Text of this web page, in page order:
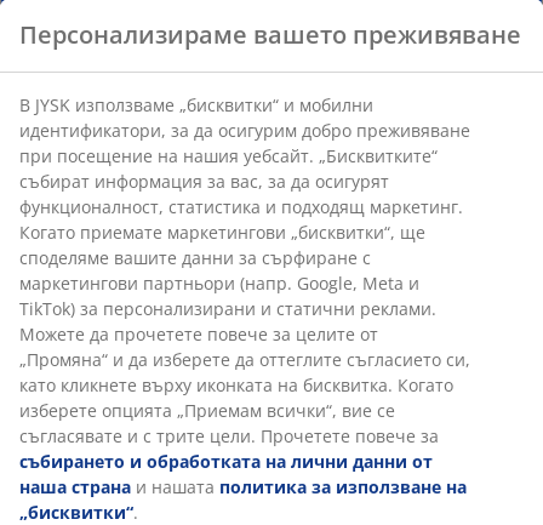
Персонализираме вашето преживяване
В JYSK използваме „бисквитки“ и мобилни
идентификатори, за да осигурим добро преживяване
при посещение на нашия уебсайт. „Бисквитките“
събират информация за вас, за да осигурят
функционалност, статистика и подходящ маркетинг.
Когато приемате маркетингови „бисквитки“, ще
споделяме вашите данни за сърфиране с
маркетингови партньори (напр. Google, Meta и
TikTok) за персонализирани и статични реклами.
Можете да прочетете повече за целите от
„Промяна“ и да изберете да оттеглите съгласието си,
като кликнете върху иконката на бисквитка. Когато
изберете опцията „Приемам всички“, вие се
съгласявате и с трите цели. Прочетете повече за
събирането и обработката на лични данни от
наша страна и нашата политика за използване на
„бисквитки“.